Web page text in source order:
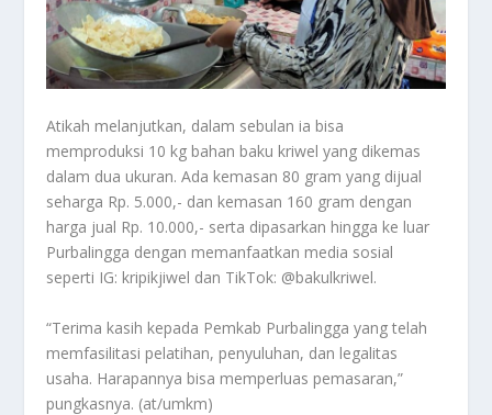
Atikah melanjutkan, dalam sebulan ia bisa
memproduksi 10 kg bahan baku kriwel yang dikemas
dalam dua ukuran. Ada kemasan 80 gram yang dijual
seharga Rp. 5.000,- dan kemasan 160 gram dengan
harga jual Rp. 10.000,- serta dipasarkan hingga ke luar
Purbalingga dengan memanfaatkan media sosial
seperti IG: kripikjiwel dan TikTok: @bakulkriwel.
“Terima kasih kepada Pemkab Purbalingga yang telah
memfasilitasi pelatihan, penyuluhan, dan legalitas
usaha. Harapannya bisa memperluas pemasaran,”
pungkasnya. (at/umkm)